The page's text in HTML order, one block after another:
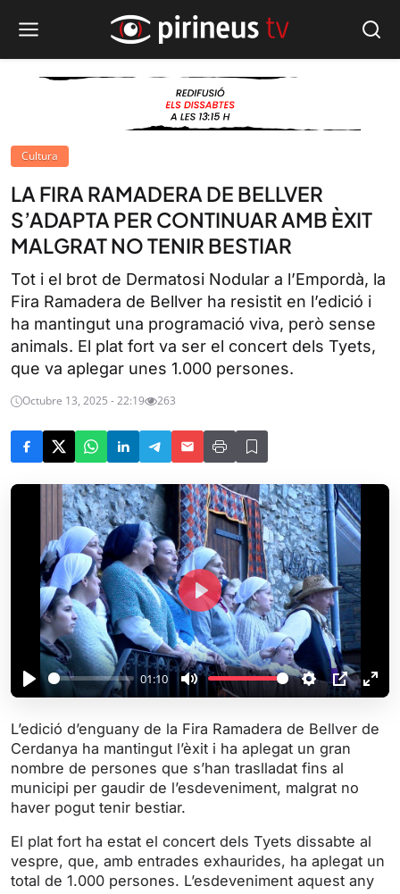
Cultura
LA FIRA RAMADERA DE BELLVER
S’ADAPTA PER CONTINUAR AMB ÈXIT
MALGRAT NO TENIR BESTIAR
Tot i el brot de Dermatosi Nodular a l’Empordà, la
Fira Ramadera de Bellver ha resistit en l’edició i
ha mantingut una programació viva, però sense
animals. El plat fort va ser el concert dels Tyets,
que va aplegar unes 1.000 persones.
Octubre 13, 2025 - 22:19 263
P
a
y
01:10
M
u
t
e
S
e
t
t
i
s
P
P
E
l
P
l
a
y
L’edició d’enguany de la Fira Ramadera de Bellver de
Cerdanya ha mantingut l’èxit i ha aplegat un gran
nombre de persones que s’han traslladat fins al
municipi per gaudir de l’esdeveniment, malgrat no
haver pogut tenir bestiar.
El plat fort ha estat el concert dels Tyets dissabte al
vespre, que, amb entrades exhaurides, ha aplegat un
total de 1.000 persones. L’esdeveniment aquest any